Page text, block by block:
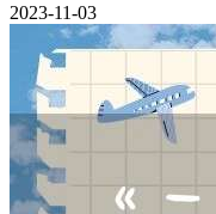
2023-11-03